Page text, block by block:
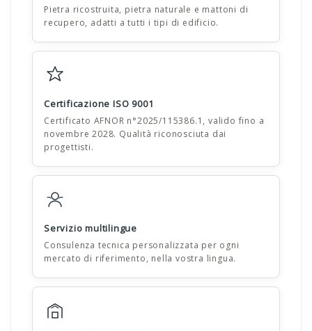
Pietra ricostruita, pietra naturale e mattoni di
recupero, adatti a tutti i tipi di edificio.
Certificazione ISO 9001
Certificato AFNOR n°2025/115386.1, valido fino a
novembre 2028. Qualità riconosciuta dai
progettisti.
Servizio multilingue
Consulenza tecnica personalizzata per ogni
mercato di riferimento, nella vostra lingua.